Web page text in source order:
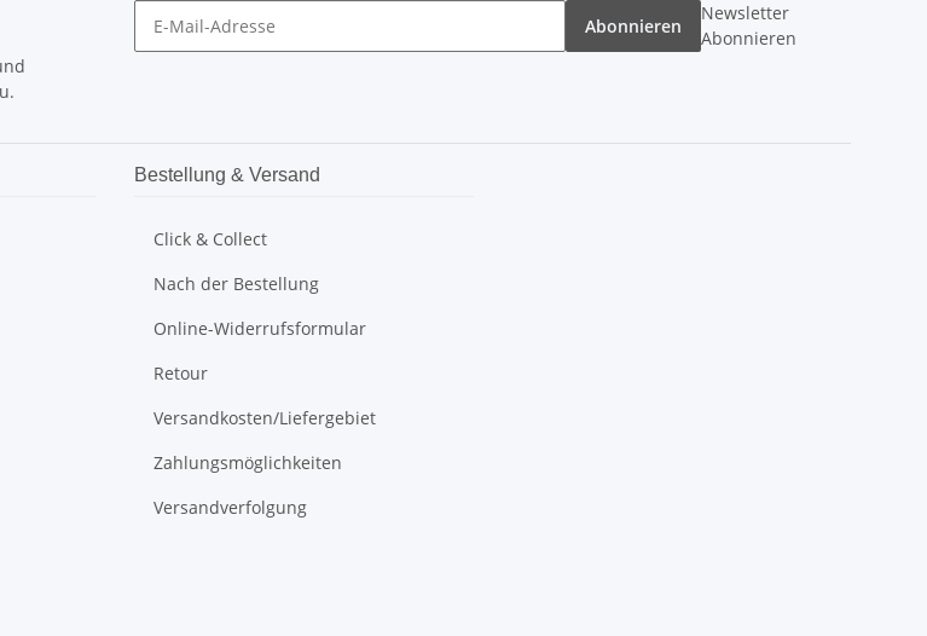
Abonnieren
Newsletter
Abonnieren
Bestellung & Versand
Click & Collect
Nach der Bestellung
Online-Widerrufsformular
Retour
Versandkosten/Liefergebiet
Zahlungsmöglichkeiten
Versandverfolgung